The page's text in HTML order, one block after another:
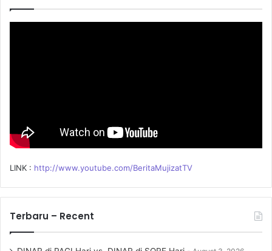
f
o
LINK : http://www.youtube.com/BeritaMujizatTV
Terbaru – Recent